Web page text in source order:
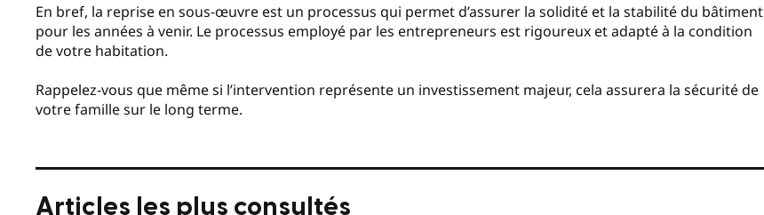
En bref, la reprise en sous-œuvre est un processus qui permet d’assurer la solidité et la stabilité du bâtiment
pour les années à venir. Le processus employé par les entrepreneurs est rigoureux et adapté à la condition
de votre habitation.
Rappelez-vous que même si l’intervention représente un investissement majeur, cela assurera la sécurité de
votre famille sur le long terme.
Articles les plus consultés